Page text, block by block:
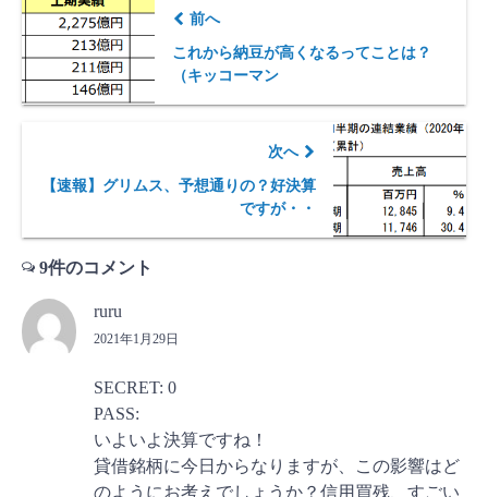
前へ
これから納豆が高くなるってことは？
（キッコーマン
次へ
【速報】グリムス、予想通りの？好決算
ですが・・
9件のコメント
ruru
2021年1月29日
SECRET: 0
PASS:
いよいよ決算ですね！
貸借銘柄に今日からなりますが、この影響はど
のようにお考えでしょうか？信用買残、すごい